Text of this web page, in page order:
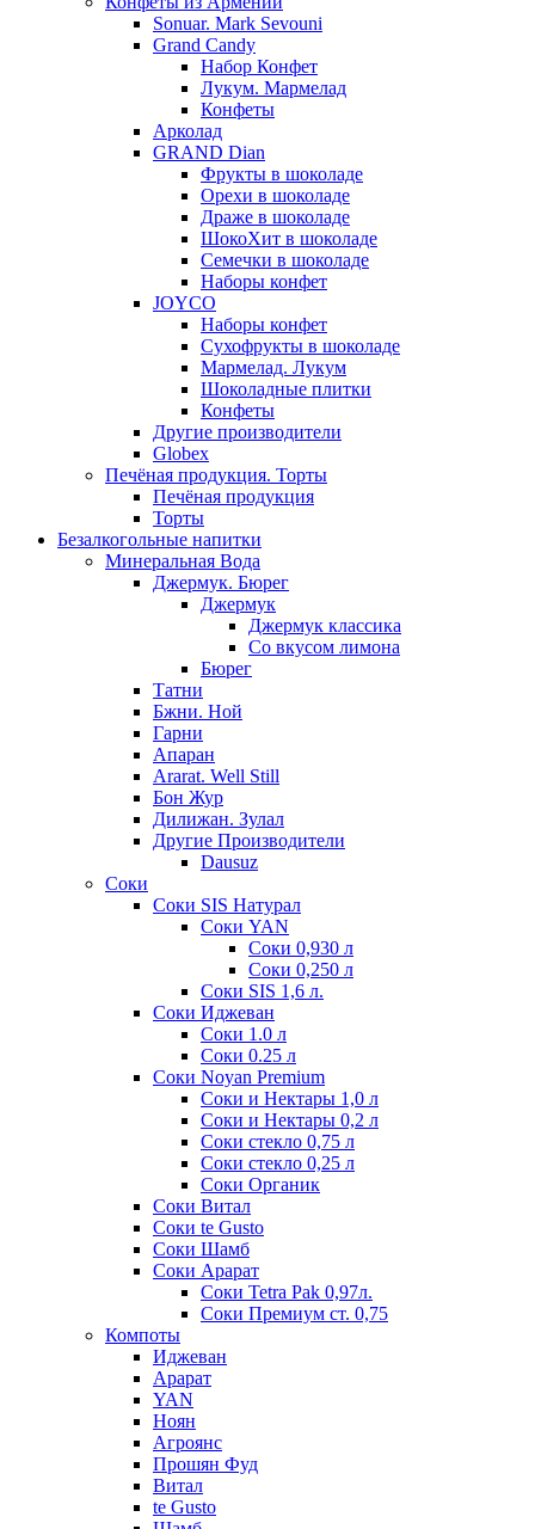
Sonuar. Mark Sevouni
Grand Candy
Набор Конфет
Лукум. Мармелад
Конфеты
Арколад
GRAND Dian
Фрукты в шоколаде
Орехи в шоколаде
Драже в шоколаде
ШокоХит в шоколаде
Семечки в шоколаде
Наборы конфет
JOYCO
Наборы конфет
Сухофрукты в шоколаде
Мармелад. Лукум
Шоколадные плитки
Конфеты
Другие производители
Globex
Печёная продукция. Торты
Печёная продукция
Торты
Безалкогольные напитки
Минеральная Вода
Джермук. Бюрег
Джермук
Джермук классика
Со вкусом лимона
Бюрег
Татни
Бжни. Ной
Гарни
Апаран
Ararat. Well Still
Бон Жур
Дилижан. Зулал
Другие Производители
Dausuz
Соки
Соки SIS Натурал
Соки YAN
Соки 0,930 л
Соки 0,250 л
Соки SIS 1,6 л.
Соки Иджеван
Соки 1.0 л
Соки 0.25 л
Соки Noyan Premium
Соки и Нектары 1,0 л
Соки и Нектары 0,2 л
Соки стекло 0,75 л
Соки стекло 0,25 л
Соки Органик
Соки Витал
Соки te Gusto
Соки Шамб
Соки Арарат
Соки Tetra Pak 0,97л.
Соки Премиум ст. 0,75
Компоты
Иджеван
Арарат
YAN
Ноян
Агроянс
Прошян Фуд
Витал
te Gusto